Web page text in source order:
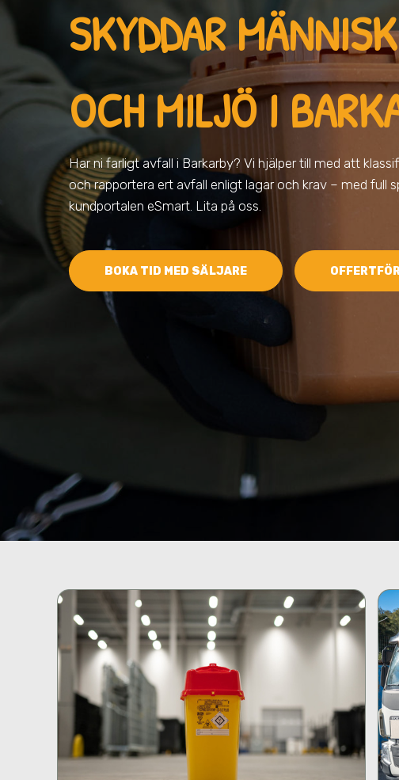
SKYDDAR
OCH MILJÖI
Har ni farligt avfall i Barkarby? Vi hjälper till med att
och rapportera ert avfall enligt lagar och krav – med full
kundportalen eSmart. Lita på oss.
BOKA TID MED SÄLJARE